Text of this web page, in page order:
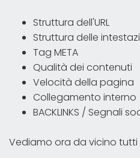
Struttura dell'URL
Struttura delle
Tag META
Qualità dei contenuti
Velocità della pagina
Collegamento interno
BACKLINKS / Segnali
Vediamo ora da vicino tutti